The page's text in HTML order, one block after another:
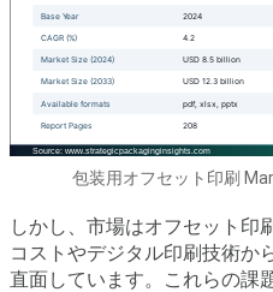
包装用オフセット印刷
しかし、市場はオフセット印
コストやデジタル印刷技術か
直面しています。これらの課